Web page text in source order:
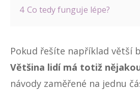
4 Co tedy funguje lépe?
Pokud řešíte například větší
Většina lidí má totiž
návody zaměřené na jednu